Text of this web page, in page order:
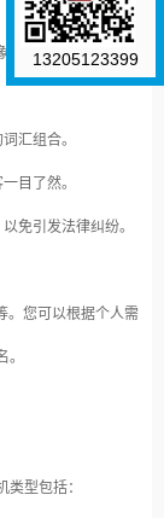
和记忆度。因此，域
汇组合。
目了然。
免引发法律纠纷。
。您可以根据个人需
型包括：
13205123399